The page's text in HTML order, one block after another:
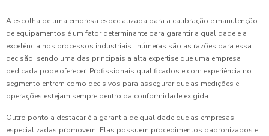
A escolha de uma empresa especializada para a calibração e manutenção
de equipamentos é um fator determinante para garantir a qualidade e a
excelência nos processos industriais. Inúmeras são as razões para essa
decisão, sendo uma das principais a alta expertise que uma empresa
dedicada pode oferecer. Profissionais qualificados e com experiência no
segmento entrem como decisivos para assegurar que as medições e
operações estejam sempre dentro da conformidade exigida.
Outro ponto a destacar é a garantia de qualidade que as empresas
especializadas promovem. Elas possuem procedimentos padronizados e